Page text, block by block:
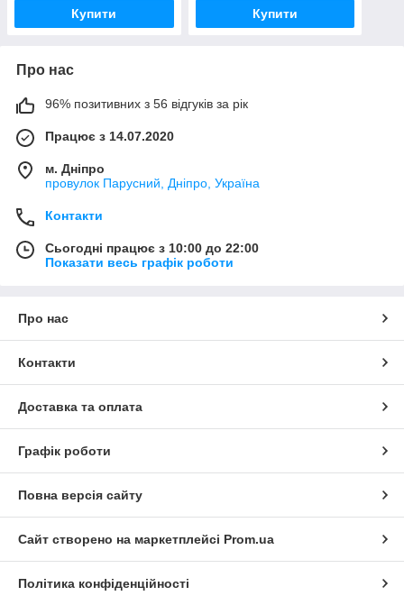
Купити Купити
Про нас
96% позитивних з 56 відгуків за рік
Працює з 14.07.2020
м. Дніпро
провулок Парусний, Дніпро, Україна
Контакти
Сьогодні працює з 10:00 до 22:00
Показати весь графік роботи
Про нас
Контакти
Доставка та оплата
Графік роботи
Повна версія сайту
Сайт створено на маркетплейсі Prom.ua
Політика конфіденційності